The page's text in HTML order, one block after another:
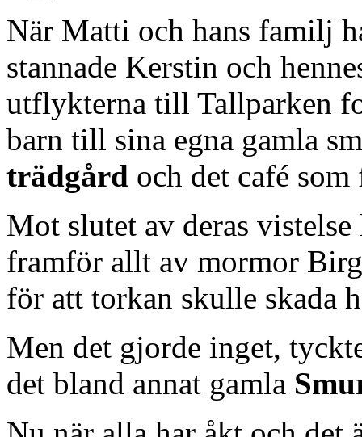
När Matti och hans familj
stannade Kerstin och
utflykterna till Tallparken
barn till sina egna gamla
trädgård och det café
Mot slutet av deras
framför allt av mormor
för att torkan skulle skada
Men det gjorde inget,
det bland annat gamla